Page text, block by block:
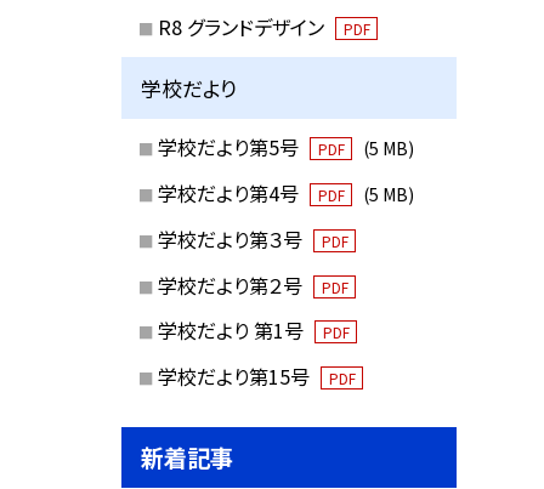
R8 グランドデザイン PDF
学校だより
学校だより第5号 PDF (5 MB)
学校だより第4号 PDF (5 MB)
学校だより第３号 PDF
学校だより第２号 PDF
学校だより 第1号 PDF
学校だより第15号 PDF
新着記事